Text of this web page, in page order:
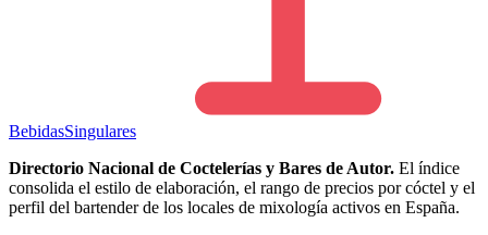
BebidasSingulares
Directorio Nacional de Coctelerías y Bares de Autor. El índice
consolida el estilo de elaboración, el rango de precios por cóctel y el
perfil del bartender de los locales de mixología activos en España.